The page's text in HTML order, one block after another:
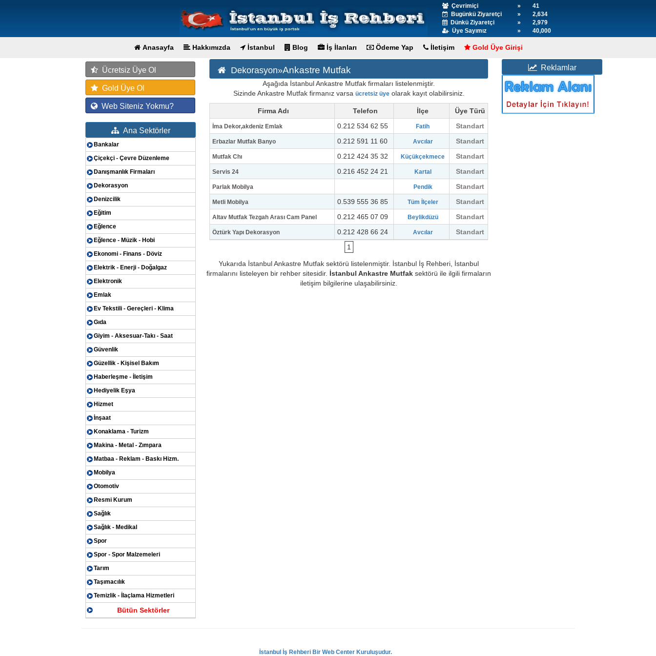
Çevrimiçi »
41
Bugünkü Ziyaretçi
»
2,634
Dünkü Ziyaretçi
»
2,979
Üye Sayımız
» 40,000
Anasayfa Hakkımızda İstanbul Blog İş İlanları Ödeme Yap İletişim Gold Üye Girişi
Ücretsiz Üye Ol
Gold Üye Ol
Web Siteniz Yokmu?
Ana Sektörler
Bankalar
Çiçekçi - Çevre Düzenleme
Danışmanlık Firmaları
Dekorasyon
Denizcilik
Eğitim
Eğlence
Eğlence - Müzik - Hobi
Ekonomi - Finans - Döviz
Elektrik - Enerji - Doğalgaz
Elektronik
Emlak
Ev Tekstili - Gereçleri - Klima
Gıda
Giyim - Aksesuar-Takı - Saat
Güvenlik
Güzellik - Kişisel Bakım
Haberleşme - İletişim
Hediyelik Eşya
Hizmet
İnşaat
Konaklama - Turizm
Makina - Metal - Zımpara
Matbaa - Reklam - Baskı Hizm.
Mobilya
Otomotiv
Resmi Kurum
Sağlık
Sağlık - Medikal
Spor
Spor - Spor Malzemeleri
Tarım
Taşımacılık
Temizlik - İlaçlama Hizmetleri
Bütün Sektörler
Dekorasyon»Ankastre Mutfak
Aşağıda İstanbul Ankastre Mutfak firmaları listelenmiştir.
Sizinde Ankastre Mutfak firmanız varsa ücretsiz üyeolarak kayıt olabilirsiniz.
Firma Adı Telefon İlçe Üye Türü
İma Dekor,akdeniz Emlak 0.212 534 62 55 Fatih Standart
Erbazlar Mutfak Banyo 0.212 591 11 60 Avcılar Standart
Mutfak Chı 0.212 424 35 32 Küçükçekmece Standart
Servis 24 0.216 452 24 21 Kartal Standart
Parlak Mobilya Pendik Standart
Metli Mobilya 0.539 555 36 85 Tüm İlçeler Standart
Altav Mutfak Tezgah Arası Cam Panel 0.212 465 07 09 Beylikdüzü Standart
Öztürk Yapı Dekorasyon 0.212 428 66 24 Avcılar
Standart
1
Yukarıda İstanbul Ankastre Mutfak sektörü listelenmiştir. İstanbul İş Rehberi, İstanbul
firmalarını listeleyen bir rehber sitesidir. İstanbul Ankastre Mutfak sektörü ile ilgili firmaların
iletişim bilgilerine ulaşabilirsiniz.
Reklamlar
İstanbul İş Rehberi Bir Web Center Kuruluşudur.